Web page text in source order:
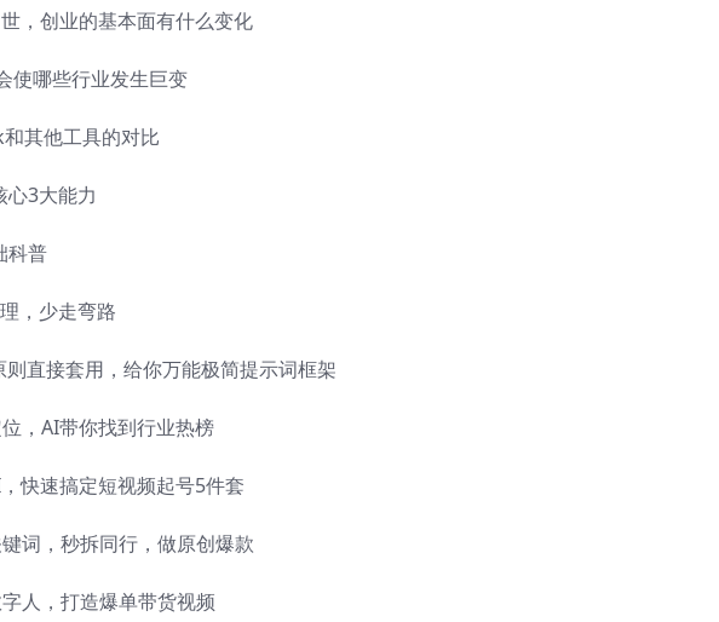
，创业的基本面有什么变化
使哪些行业发生巨变
其他工具的对比
心3大能力
科普
，少走弯路
则直接套用，给你万能极简提示词框架
，AI带你找到行业热榜
快速搞定短视频起号5件套
词，秒拆同行，做原创爆款
人，打造爆单带货视频